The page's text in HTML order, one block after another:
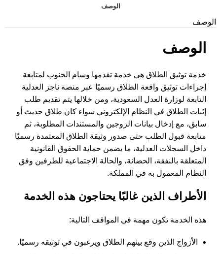
الوصف
الوصف
الوصف
خدمة توثيق الطلاق هي خدمة تقدمها وسام الجنوب لمتابعة
إجراءات توثيق واقعة الطلاق رسميًا عبر منصة ناجز العدلية
التابعة لوزارة العدل السعودية، ومن خلالها يتم تقديم طلب
إثبات الطلاق في النظام الإلكتروني سواء كان طلاق حديث أو
سابق، مع إدخال بيانات الزوجين والمستندات المطلوبة، ثم
متابعة قبول الطلب حتى صدور وثيقة الطلاق المعتمدة رسميًا
داخل السجلات العدلية، ما يضمن حماية الحقوق القانونية
المتعلقة بالنفقة، الحضانة، والحالة الاجتماعية للطرفين وفق
النظام المعمول به في المملكة.
الأطراف الذين غالبًا يحتاجون هذه الخدمة
هذه الخدمة تكون مهمة في المواقف التالية:
الأزواج الذين وقع بينهم الطلاق ويرغبون في توثيقه رسميًا.